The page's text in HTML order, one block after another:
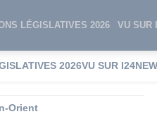
LÉGISLATIVES 2026 VU SUR
2026VU SUR
Orient